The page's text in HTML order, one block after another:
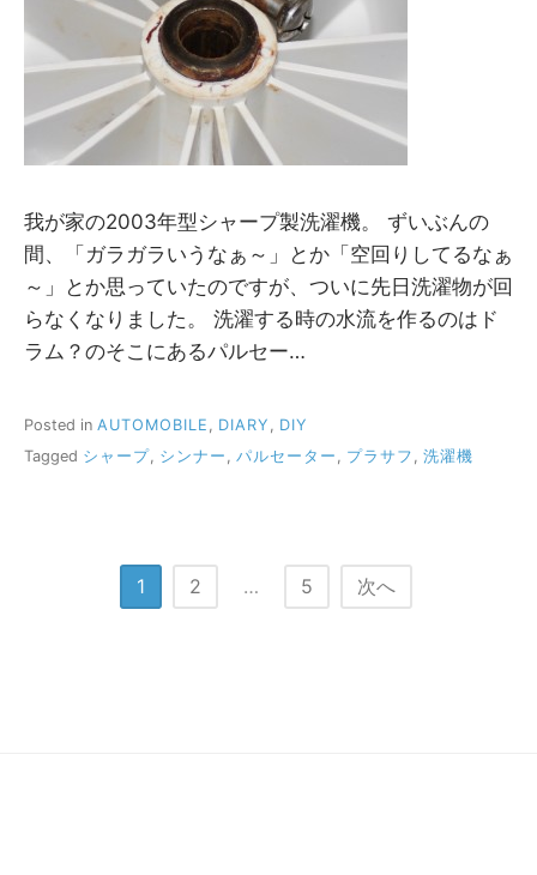
我が家の2003年型シャープ製洗濯機。 ずいぶんの
間、「ガラガラいうなぁ～」とか「空回りしてるなぁ
～」とか思っていたのですが、ついに先日洗濯物が回
らなくなりました。 洗濯する時の水流を作るのはド
ラム？のそこにあるパルセー…
Posted in AUTOMOBILE DIARY
DIY
Tagged シャープ, シンナー , パルセーター , プラサフ , 洗濯機
1 2 … 5 次へ